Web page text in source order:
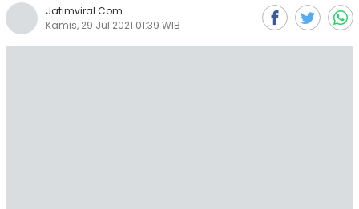
Jatimviral.com
Kamis, 29 Jul 2021 01:39 WIB